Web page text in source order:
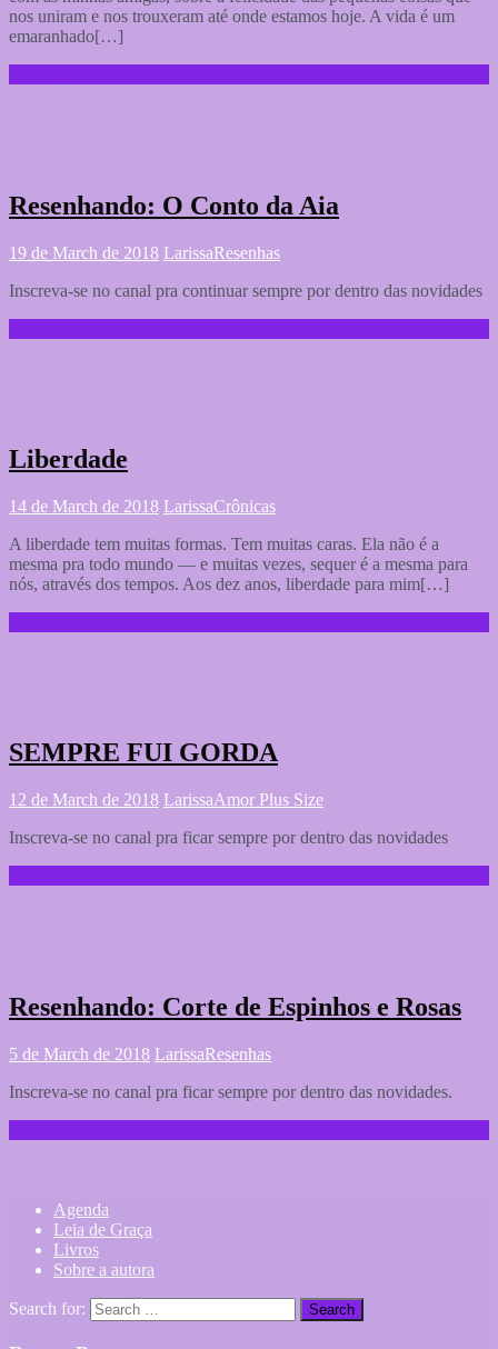
nos uniram e nos trouxeram até onde estamos hoje. A vida é um
emaranhado[…]
Resenhando: O Conto da Aia
19 de March de 2018 LarissaResenhas
Inscreva-se no canal pra continuar sempre por dentro das novidades
Liberdade
14 de March de 2018 LarissaCrônicas
A liberdade tem muitas formas. Tem muitas caras. Ela não é a
mesma pra todo mundo — e muitas vezes, sequer é a mesma para
nós, através dos tempos. Aos dez anos, liberdade para mim[…]
SEMPRE FUI GORDA
12 de March de 2018 LarissaAmor Plus Size
Inscreva-se no canal pra ficar sempre por dentro das novidades
Resenhando: Corte de Espinhos e Rosas
5 de March de 2018 LarissaResenhas
Inscreva-se no canal pra ficar sempre por dentro das novidades.
Agenda
Leia de Graça
Livros
Sobre a autora
Search for: